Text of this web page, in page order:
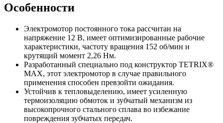
Особенности
Электромотор постоянного тока рассчитан на
напряжение 12 В, имеет оптимизированные рабочие
характеристики, частоту вращения 152 об/мин и
крутящий момент 2,26 Нм.
Разработанный специально под конструктор TETRIX®
MAX, этот электромотор в случае правильного
применения способен превзойти ожидания.
Устойчив к тепловыделению, имеет усиленную
термоизоляцию обмоток и зубчатый механизм из
высокопрочного стального сплава во избежание
повреждения зубчатых передач.